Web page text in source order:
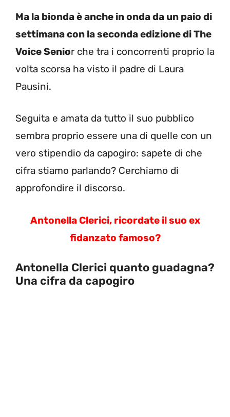
Ma la bionda è anche in onda da un paio di
settimana con la seconda edizione di The
Voice Senior che tra i concorrenti proprio la
volta scorsa ha visto il padre di Laura
Pausini.
Seguita e amata da tutto il suo pubblico
sembra proprio essere una di quelle con un
vero stipendio da capogiro: sapete di che
cifra stiamo parlando? Cerchiamo di
approfondire il discorso.
Antonella Clerici, ricordate il suo ex
fidanzato famoso?
Antonella Clerici quanto guadagna?
Una cifra da capogiro